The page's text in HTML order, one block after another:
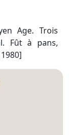
Age. Trois
Fût à pans,